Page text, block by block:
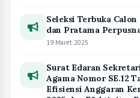
Berita Populer
1
Kakanwil : Ingin
? Berikut Tata
15,200 dibaca